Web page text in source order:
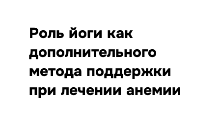
Роль йоги как
дополнительного
метода поддержки
при лечении анемии